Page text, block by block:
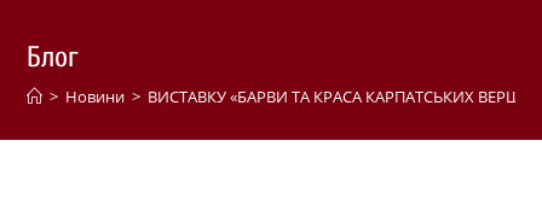
Блог
> Новини > ВИСТАВКУ «БАРВИ ТА КРАСА КАРПАТСЬКИХ